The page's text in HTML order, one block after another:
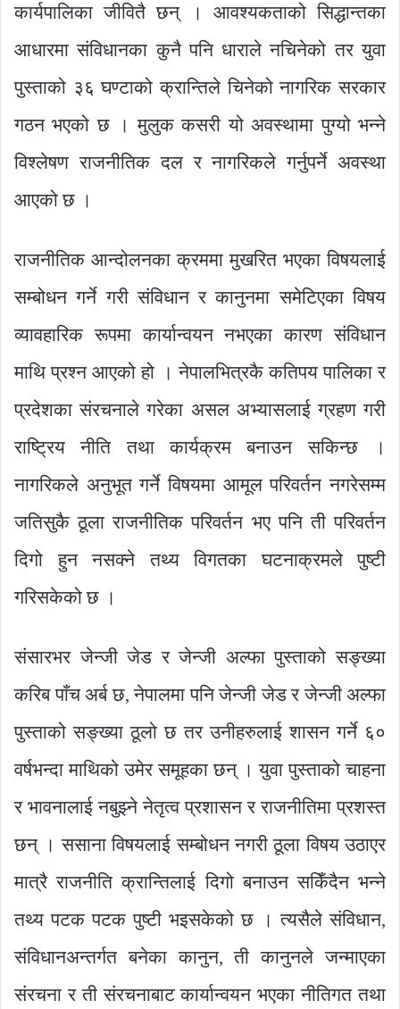
कार्यपालिका जीवितै छन् । आवश्यकताको सिद्धान्तका
आधारमा संविधानका कुनै पनि धाराले नचिनेको तर युवा
पुस्ताको ३६ घण्टाको क्रान्तिले चिनेको नागरिक सरकार
गठन भएको छ । मुलुक कसरी यो अवस्थामा पुग्यो भन्ने
विश्लेषण राजनीतिक दल र नागरिकले गर्नुपर्ने अवस्था
आएको छ ।
राजनीतिक आन्दोलनका क्रममा मुखरित भएका विषयलाई
सम्बोधन गर्ने गरी संविधान र कानुनमा समेटिएका विषय
व्यावहारिक रूपमा कार्यान्वयन नभएका कारण संविधान
माथि प्रश्न आएको हो । नेपालभित्रकै कतिपय पालिका र
प्रदेशका संरचनाले गरेका असल अभ्यासलाई ग्रहण गरी
राष्ट्रिय नीति तथा कार्यक्रम बनाउन सकिन्छ ।
नागरिकले अनुभूत गर्ने विषयमा आमूल परिवर्तन नगरेसम्म
जतिसुकै ठूला राजनीतिक परिवर्तन भए पनि ती परिवर्तन
दिगो हुन नसक्ने तथ्य विगतका घटनाक्रमले पुष्टी
गरिसकेको छ ।
संसारभर जेन्जी जेड र जेन्जी अल्फा पुस्ताको सङ्ख्या
करिब पाँच अर्ब छ, नेपालमा पनि जेन्जी जेड र जेन्जी अल्फा
पुस्ताको सङ्ख्या ठूलो छ तर उनीहरुलाई शासन गर्ने ६०
वर्षभन्दा माथिको उमेर समूहका छन् । युवा पुस्ताको चाहना
र भावनालाई नबुझ्ने नेतृत्व प्रशासन र राजनीतिमा प्रशस्त
छन् । ससाना विषयलाई सम्बोधन नगरी ठूला विषय उठाएर
मात्रै राजनीति क्रान्तिलाई दिगो बनाउन सकिँदैन भन्ने
तथ्य पटक पटक पुष्टी भइसकेको छ । त्यसैले संविधान,
संविधानअन्तर्गत बनेका कानुन, ती कानुनले जन्माएका
संरचना र ती संरचनाबाट कार्यान्वयन भएका नीतिगत तथा